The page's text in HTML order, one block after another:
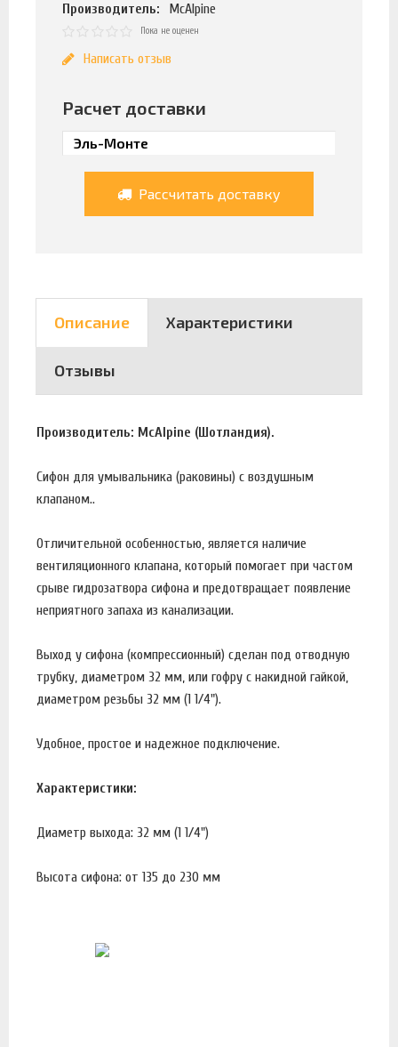
Производитель:
McAlpine
Пока не оценен
Написать отзыв
Расчет доставки
Рассчитать доставку
Описание Характеристики
Отзывы
Производитель: McAlpine (Шотландия).
Сифон для умывальника (раковины) с воздушным
клапаном..
Отличительной особенностью, является наличие
вентиляционного клапана, который помогает при частом
срыве гидрозатвора сифона и предотвращает появление
неприятного запаха из канализации.
Выход у сифона (компрессионный) сделан под отводную
трубку, диаметром 32 мм, или гофру с накидной гайкой,
диаметром резьбы 32 мм (1 1/4").
Удобное, простое и надежное подключение.
Характеристики:
Диаметр выхода: 32 мм (1 1/4")
Высота сифона: от 135 до 230 мм